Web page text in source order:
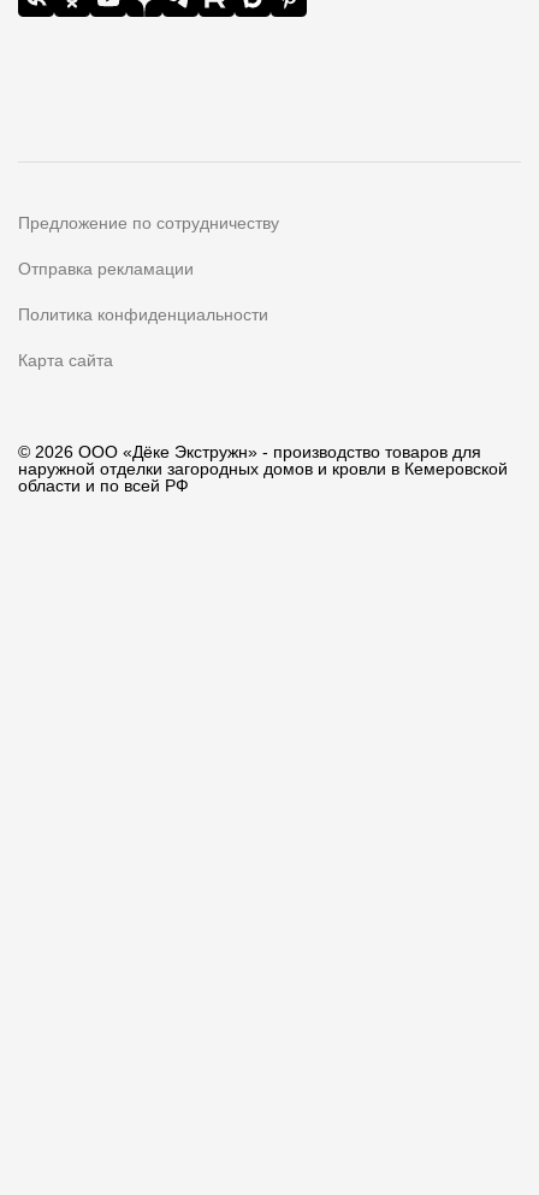
Предложение по сотрудничеству
Отправка рекламации
Политика конфиденциальности
Карта сайта
© 2026 ООО «Дёке Экстружн» - производство товаров для
наружной отделки загородных домов и кровли в Кемеровской
области и по всей РФ